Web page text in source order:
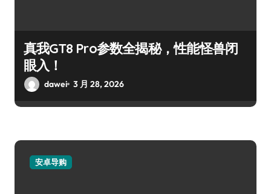
真我GT8 Pro参数全揭秘，性能怪兽闭
眼入！
dawei 3 月 28, 2026
安卓导购